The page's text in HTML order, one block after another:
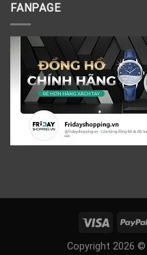
FANPAGE
Copyright 2026 ©